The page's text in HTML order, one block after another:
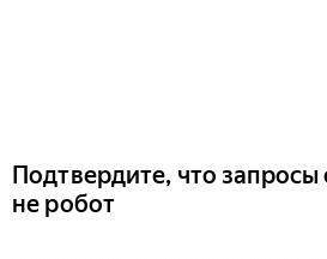
Подтвердите, что запросы
не робот